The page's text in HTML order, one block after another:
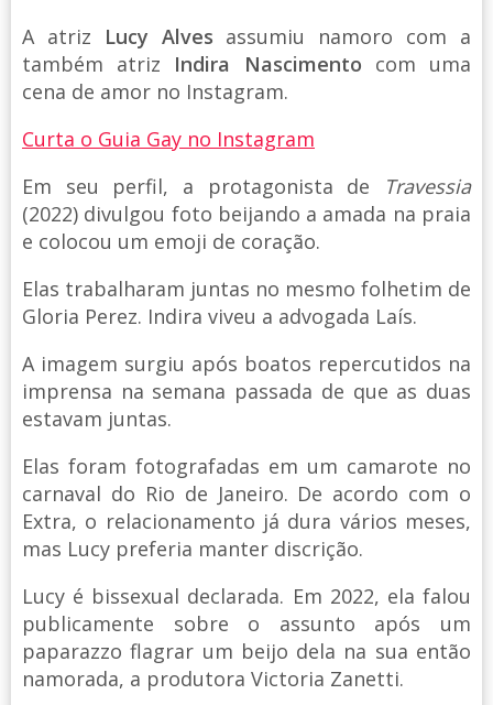
A atriz Lucy Alves assumiu namoro com a
também atriz Indira Nascimento com uma
cena de amor no Instagram.
Curta o Guia Gay no Instagram
Em seu perfil, a protagonista de
Travessia
(2022) divulgou foto beijando a amada na praia
e colocou um emoji de coração.
Elas trabalharam juntas no mesmo folhetim de
Gloria Perez. Indira viveu a advogada Laís.
A imagem surgiu após boatos repercutidos na
imprensa na semana passada de que as duas
estavam juntas.
Elas foram fotografadas em um camarote no
carnaval do Rio de Janeiro. De acordo com o
Extra, o relacionamento já dura vários meses,
mas Lucy preferia manter discrição.
Lucy é bissexual declarada. Em 2022, ela falou
publicamente sobre o assunto após um
paparazzo flagrar um beijo dela na sua então
namorada, a produtora Victoria Zanetti.